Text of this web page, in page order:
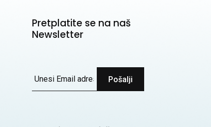
Pretplatite se na naš
Newsletter
Pošalji